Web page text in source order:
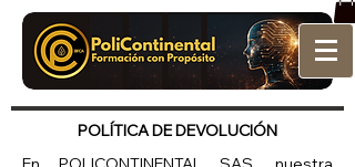
POLÍTICA DE DEVOLUCIÓN